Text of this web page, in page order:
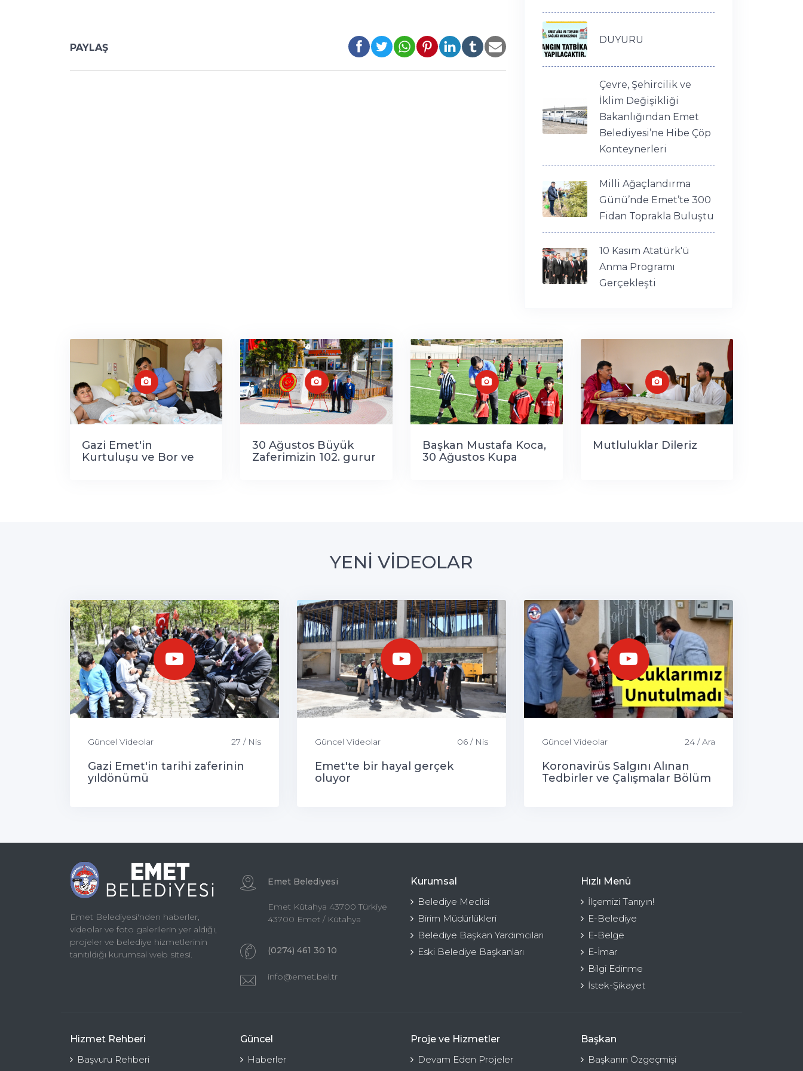
PAYLAŞ
DUYURU
Çevre, Şehircilik ve
İklim Değişikliği
Bakanlığından Emet
Belediyesi’ne Hibe Çöp
Konteynerleri
Milli Ağaçlandırma
Günü’nde Emet’te 300
Fidan Toprakla Buluştu
10 Kasım Atatürk'ü
Anma Programı
Gerçekleşti
Gazi Emet'in
Kurtuluşu ve Bor ve
30 Ağustos Büyük
Zaferimizin 102. gurur
Başkan Mustafa Koca,
30 Ağustos Kupa
Mutluluklar Dileriz
YENİ VİDEOLAR
Güncel Videolar 27 / Nis
Gazi Emet'in tarihi zaferinin
yıldönümü
Güncel Videolar 06 / Nis
Emet'te bir hayal gerçek
oluyor
Güncel Videolar 24 / Ara
Koronavirüs Salgını Alınan
Tedbirler ve Çalışmalar Bölüm
Emet Belediyesi'nden haberler,
videolar ve foto galerilerin yer aldığı,
projeler ve belediye hizmetlerinin
tanıtıldığı kurumsal web sitesi.
Emet Belediyesi
Emet Kütahya 43700 Türkiye
43700 Emet / Kütahya
(0274) 461 30 10
info@emet.bel.tr
Kurumsal
Belediye Meclisi
Birim Müdürlükleri
Belediye Başkan Yardımcıları
Eski Belediye Başkanları
Hızlı Menü
İlçemizi Tanıyın!
E-Belediye
E-Belge
E-İmar
Bilgi Edinme
İstek-Şikayet
Hizmet Rehberi
Başvuru Rehberi
Güncel
Haberler
Proje ve Hizmetler
Devam Eden Projeler
Başkan
Başkanın Özgeçmişi